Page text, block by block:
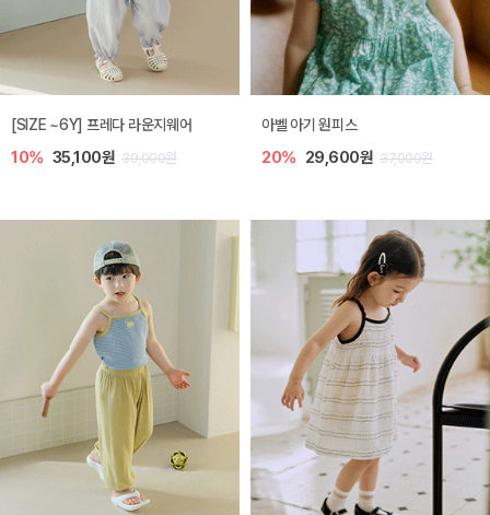
[SIZE ~6Y] 프레다 라운지웨어
10% 35,100원 39,000원
아벨 아기 원피스
20% 29,600원 37,000원